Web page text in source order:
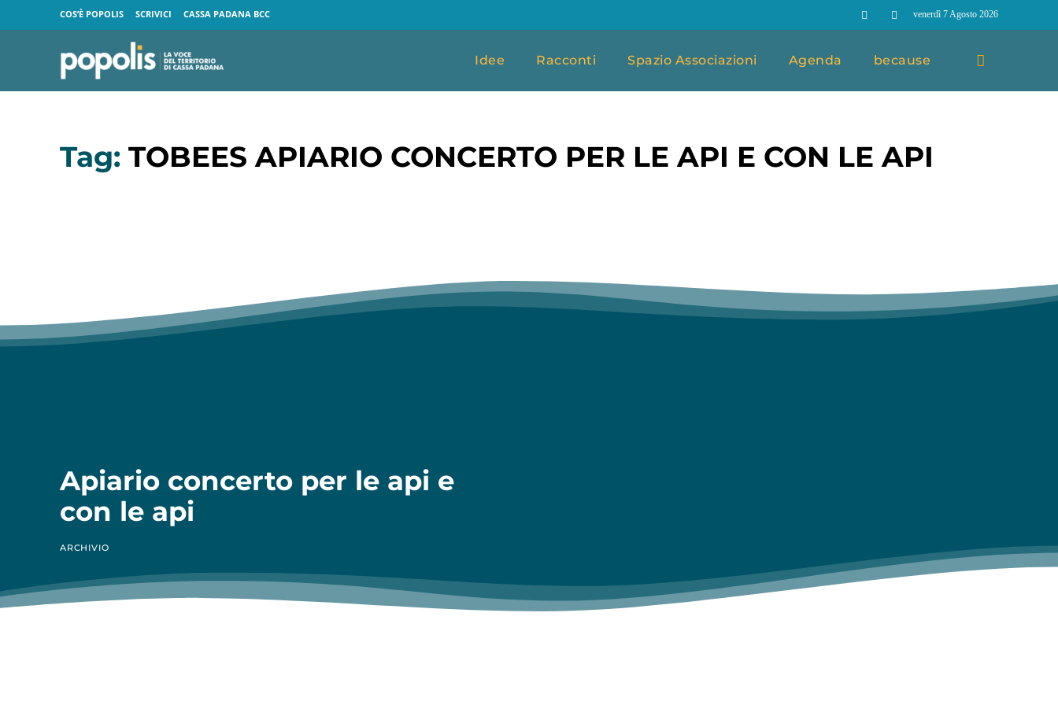
COS’È POPOLIS SCRIVICI CASSA PADANA BCC venerdì 7 Agosto 2026
Idee Racconti Spazio Associazioni Agenda because
Tag: TOBEES APIARIO CONCERTO PER LE API E CON LE API
Apiario concerto per le api e
con le api
ARCHIVIO